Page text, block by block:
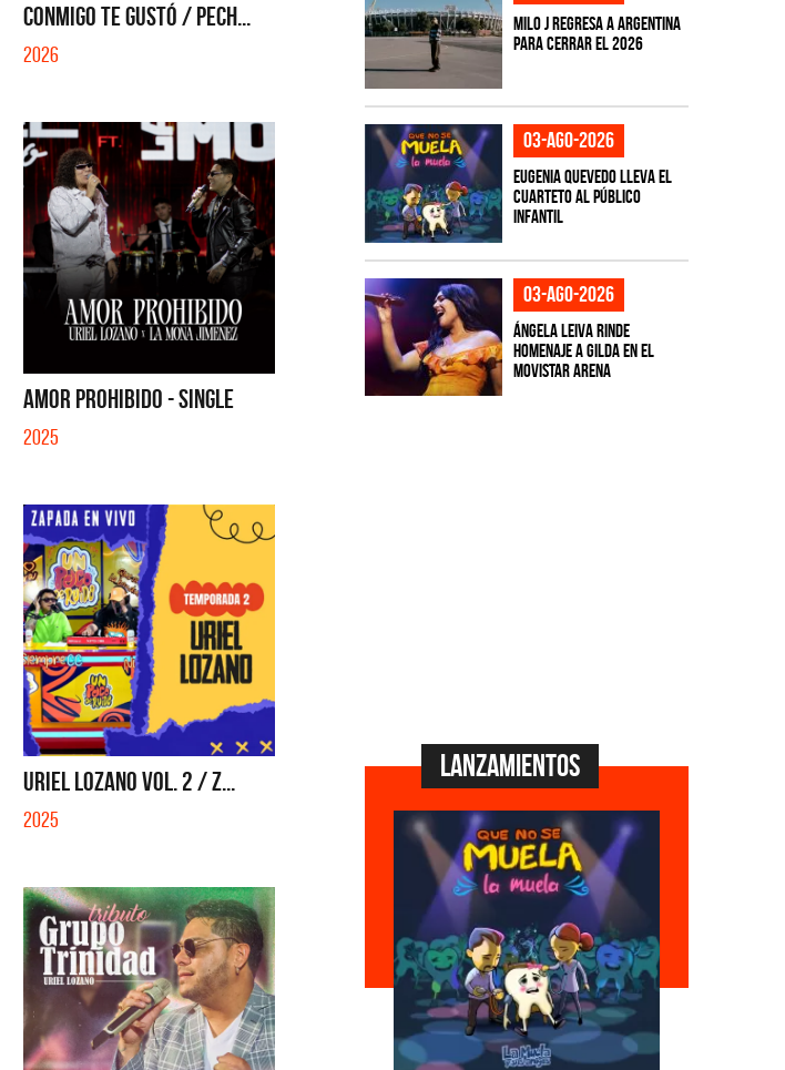
CONMIGO TE GUSTÓ / PECH...
2026
AMOR PROHIBIDO - SINGLE
2025
URIEL LOZANO VOL. 2 / Z...
2025
Milo J regresa a Argentina
para cerrar el 2026
03-ago-2026
Eugenia Quevedo lleva el
cuarteto al público
infantil
03-ago-2026
Ángela Leiva rinde
homenaje a Gilda en el
Movistar Arena
Lanzamientos